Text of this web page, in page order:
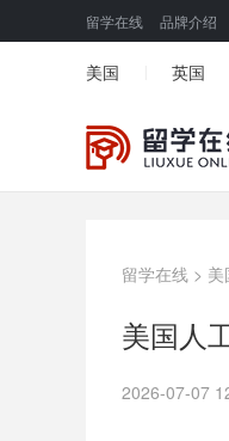
留学在线 品牌介绍
美国 英国
留学在线 > 美
美国人
2026-07-07